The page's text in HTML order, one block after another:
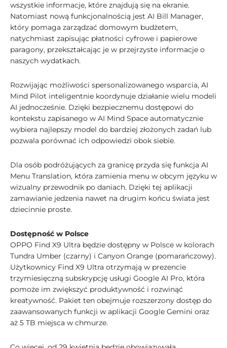
wszystkie informacje, które znajdują się na ekranie.
Natomiast nową funkcjonalnością jest AI Bill Manager,
który pomaga zarządzać domowym budżetem,
natychmiast zapisując płatności cyfrowe i papierowe
paragony, przekształcając je w przejrzyste informacje o
naszych wydatkach.
Rozwijając możliwości spersonalizowanego wsparcia, AI
Mind Pilot inteligentnie koordynuje działanie wielu modeli
AI jednocześnie. Dzięki bezpiecznemu dostępowi do
kontekstu zapisanego w AI Mind Space automatycznie
wybiera najlepszy model do bardziej złożonych zadań lub
pozwala porównać ich odpowiedzi obok siebie.
Dla osób podróżujących za granicę przyda się funkcja AI
Menu Translation, która zamienia menu w obcym języku w
wizualny przewodnik po daniach. Dzięki tej aplikacji
zamawianie jedzenia nawet na drugim końcu świata jest
dziecinnie proste.
Dostępność w Polsce
OPPO Find X9 Ultra będzie dostępny w Polsce w kolorach
Tundra Umber (czarny) i Canyon Orange (pomarańczowy).
Użytkownicy Find X9 Ultra otrzymają w prezencie
trzymiesięczną subskrypcję usługi Google AI Pro, która
pomoże im zwiększyć produktywność i rozwinąć
kreatywność. Pakiet ten obejmuje rozszerzony dostęp do
zaawansowanych funkcji w aplikacji Google Gemini oraz
aż 5 TB miejsca w chmurze.